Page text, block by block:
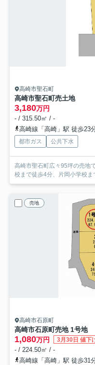
高崎市聖石町
高崎市聖石町売土地
3,180万円
- / 315.50㎡ / -
高崎線「高崎」駅 徒歩23
都市ガス 公共下水
高崎市聖石町広々95坪の売地
校まで徒歩4分、片岡小学校ま
売地
高崎市石原町
高崎市石原町売地 1号地
1,080万円 3月30日 値下
- / 224.50㎡ / -
高崎線「高崎」駅 徒歩31